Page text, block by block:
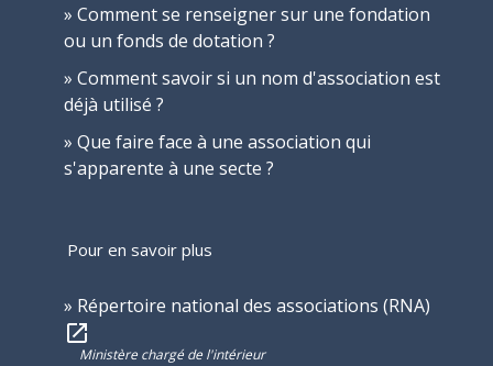
Comment se renseigner sur une fondation
ou un fonds de dotation ?
Comment savoir si un nom d'association est
déjà utilisé ?
Que faire face à une association qui
s'apparente à une secte ?
Pour en savoir plus
Répertoire national des associations (RNA)
open_in_new
Ministère chargé de l'intérieur